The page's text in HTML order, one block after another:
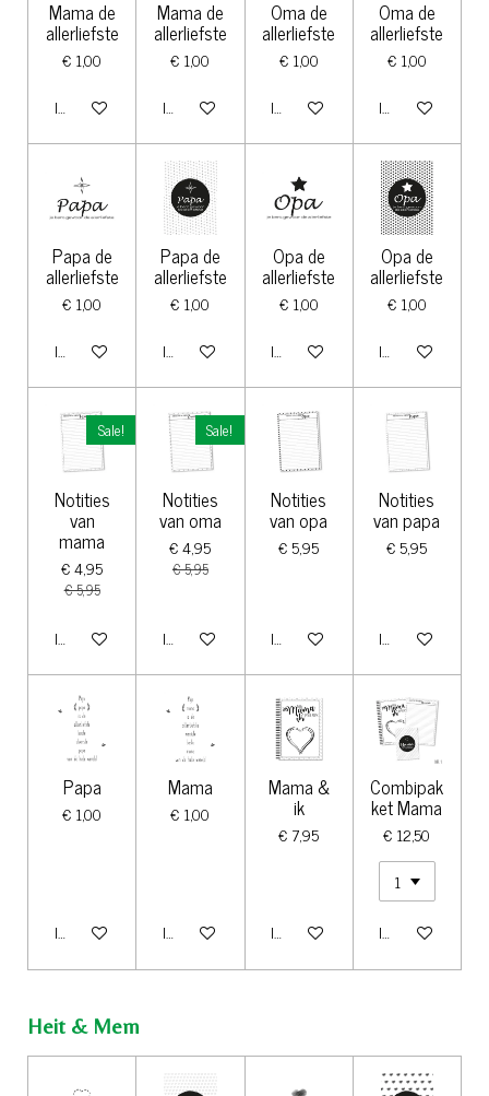
Mama de
allerliefste
€ 1,00
In winkelwagen
Mama de
allerliefste
€ 1,00
In winkelwagen
Oma de
allerliefste
€ 1,00
In winkelwagen
Oma de
allerliefste
€ 1,00
In winkelwagen
Papa de
allerliefste
€ 1,00
In winkelwagen
Papa de
allerliefste
€ 1,00
In winkelwagen
Opa de
allerliefste
€ 1,00
In winkelwagen
Opa de
allerliefste
€ 1,00
In winkelwagen
Sale!
Notities
van
mama
€ 4,95
€ 5,95
In winkelwagen
Sale!
Notities
van oma
€ 4,95
€ 5,95
In winkelwagen
Notities
van opa
€ 5,95
In winkelwagen
Notities
van papa
€ 5,95
In winkelwagen
Papa
€ 1,00
In winkelwagen
Mama
€ 1,00
In winkelwagen
Mama &
ik
€ 7,95
In winkelwagen
Combipak
ket Mama
€ 12,50
In winkelwagen
Heit & Mem